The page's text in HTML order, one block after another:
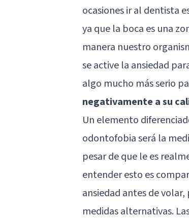
ocasiones ir al dentista
ya que la boca es una
manera nuestro
se active la ansiedad
algo mucho más serio
negativamente a su
Un elemento
odontofobia será la
pesar de que le es
entender esto es
ansiedad antes de
medidas alternativas.